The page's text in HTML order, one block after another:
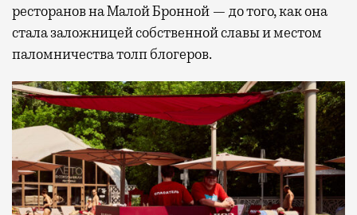
ресторанов на Малой Бронной — до того, как она
стала заложницей собственной славы и местом
паломничества толп блогеров.